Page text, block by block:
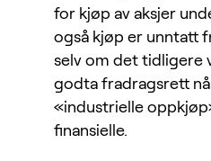
for kjøp av aksjer
også kjøp er unntatt
selv om det tidligere
godta fradragsrett
«industrielle
finansielle.